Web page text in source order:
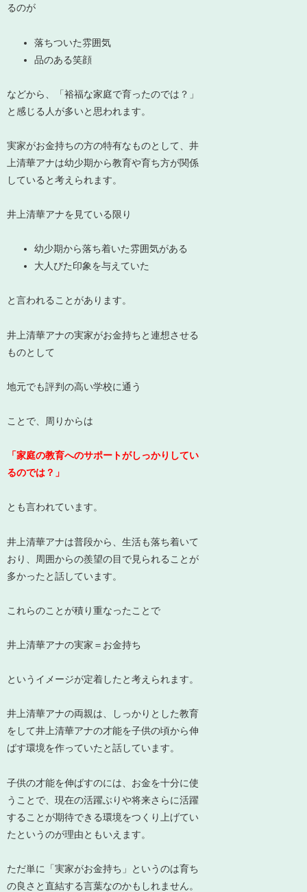
るのが
落ちついた雰囲気
品のある笑顔
などから、「裕福な家庭で育ったのでは？」
と感じる人が多いと思われます。
実家がお金持ちの方の特有なものとして、井
上清華アナは幼少期から教育や育ち方が関係
している と考えられます。
井上清華アナを見ている限り
幼少期から落ち着いた雰囲気がある
大人びた印象を与えていた
と言われることがあります。
井上清華アナの実家がお金持ちと連想させる
ものとして
地元でも評判の高い学校に通う
ことで、周りからは
「家庭の教育へのサポートがしっかりしてい
るのでは？」
とも言われています。
井上清華アナは普段から、生活も落ち着いて
おり、周囲からの羨望の目で見られる ことが
多かったと話しています。
これらのことが積り重なったことで
井上清華アナの実家＝お金持ち
というイメージが定着したと考えられます。
井上清華アナの両親は、
しっかりとした教育
をして井上清華アナの才能を子供の頃から伸
ばす環境を作っていた と話しています。
子供の才能を伸ばすのには、お金を十分に使
うことで、現在の活躍ぶりや将来さらに活躍
することが期待できる環境をつくり上げてい
たというのが理由ともいえます。
ただ単に「実家がお金持ち」というのは育ち
の良さと直結する言葉なのかもしれません。